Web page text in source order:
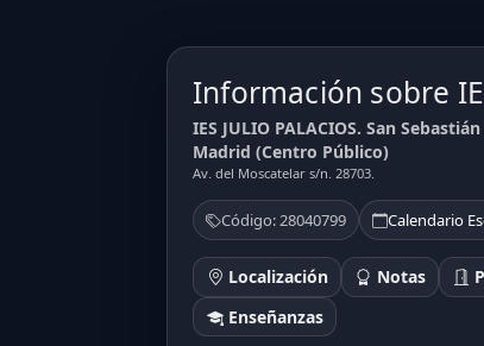
Información sobre
IES JULIO PALACIOS. San
Madrid (Centro Público)
Av. del Moscatelar s/n. 28703.
Código: 28040799 Calendario
Localización Notas
Enseñanzas
6.48
6.14